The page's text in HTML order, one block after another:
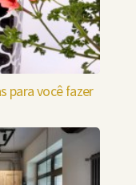
para você fazer